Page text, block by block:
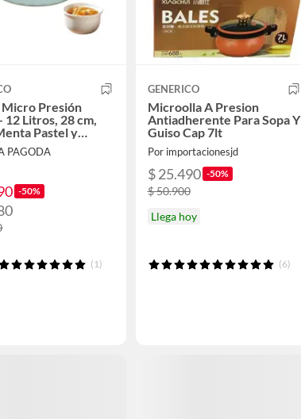
Micro Presión
12 Litros, 28 cm,
Pastel y
Cobre-Oro.
PAGODA
-50%
(1)
GENERICO
Microolla A Presion
Antiadherente Para Sopa Y
Guiso Cap 7lt
Por importacionesjd
$ 25.490 -50%
$ 50.900
Llega hoy
(6)